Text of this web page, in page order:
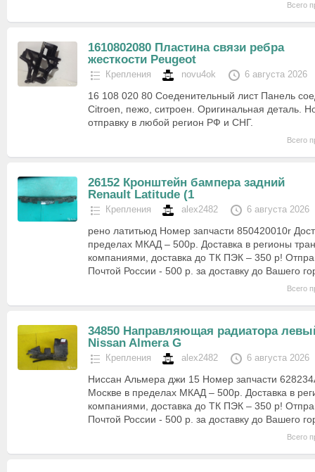
Всего
1610802080 Пластина связи ребра
жесткости Peugeot
Крепления novu4ok 6 августа 2026
16 108 020 80 Соеденительный лист Панель
Citroen, пежо, ситроен. Оригинальная деталь.
отправку в любой регион РФ и СНГ.
Всего
26152 Кронштейн бампера задний
Renault Latitude (1
Крепления alex2482 6 августа 2026
рено латитьюд Номер запчасти 850420010r
пределах МКАД – 500р. Доставка в регионы
компаниями, доставка до ТК ПЭК – 350 р!
Почтой России - 500 р. за доставку до Вашего
Всего
34850 Направляющая радиатора
Nissan Almera G
Крепления alex2482 6 августа 2026
Ниссан Альмера джи 15 Номер запчасти
Москве в пределах МКАД – 500р. Доставка в
компаниями, доставка до ТК ПЭК – 350 р!
Почтой России - 500 р. за доставку до Вашего
Всего